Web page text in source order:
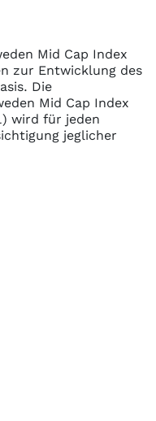
Mid Cap Index
zur Entwicklung des
Die
Mid Cap Index
wird für jeden
jeglicher